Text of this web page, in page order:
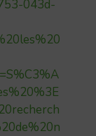
043d-